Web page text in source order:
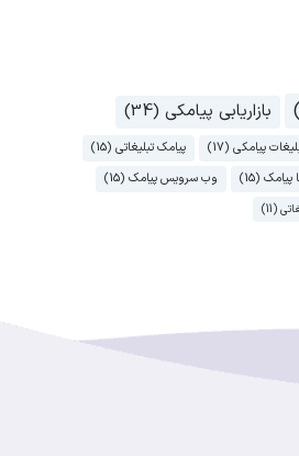
بازاریابی پیامکی (34)
پیامکی (17)
پیامک تبلیغاتی (15)
(15)
وب سرویس پیامک (15)
(11)